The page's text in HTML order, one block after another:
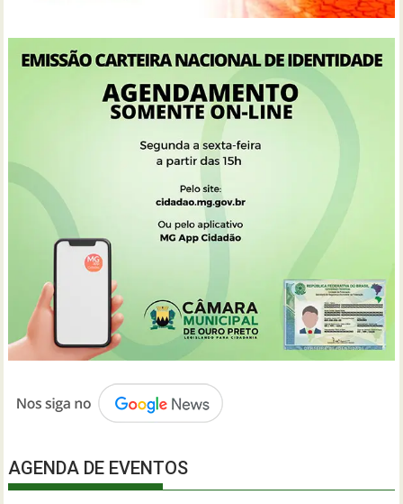
AGENDA DE EVENTOS